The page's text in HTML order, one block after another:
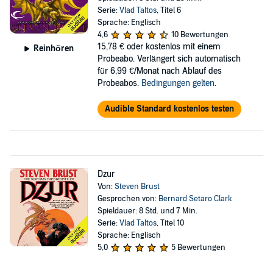
Reinhören
Serie:Vlad Taltos, Titel 6
Sprache: Englisch
4,6
10 Bewertungen
15,78 € oder kostenlos mit einem
Probeabo. Verlängert sich automatisch
für 6,99 €/Monat nach Ablauf des
Probeabos. Bedingungen gelten.
Audible Standard kostenlos testen
Dzur
Von:Steven Brust
Gesprochen von: Bernard Setaro Clark
Spieldauer: 8 Std. und 7 Min.
Serie:Vlad Taltos, Titel 10
Sprache: Englisch
5,0
5 Bewertungen